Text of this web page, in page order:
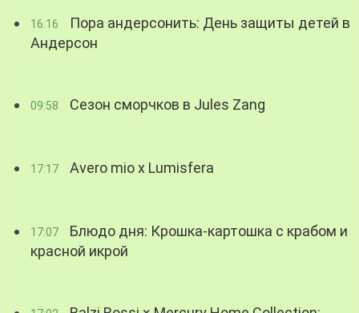
16:16
Пора андерсонить: День защиты детей в
Андерсон
09:58 Сезон сморчков в Jules Zang
17:17 Avero mio x Lumisfera
17:07
Блюдо дня: Крошка-картошка с крабом и
красной икрой